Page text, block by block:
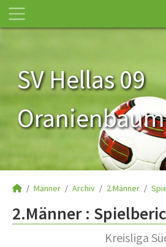
SV Hellas 09
Oranienbaum
Männer Archiv 2.Männer
2.Männer :
Kreisliga